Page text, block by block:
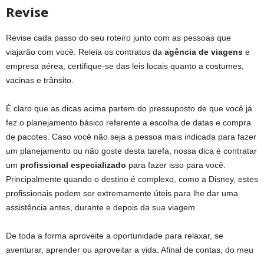
Revise
Revise cada passo do seu roteiro junto com as pessoas que
viajarão com você. Releia os contratos da agência de viagens e
empresa aérea, certifique-se das leis locais quanto a costumes,
vacinas e trânsito.
É claro que as dicas acima partem do pressuposto de que você já
fez o planejamento básico referente a escolha de datas e compra
de pacotes. Caso você não seja a pessoa mais indicada para fazer
um planejamento ou não goste desta tarefa, nossa dica é contratar
um profissional especializado para fazer isso para você.
Principalmente quando o destino é complexo, como a Disney, estes
profissionais podem ser extremamente úteis para lhe dar uma
assistência antes, durante e depois da sua viagem.
De toda a forma aproveite a oportunidade para relaxar, se
aventurar, aprender ou aproveitar a vida. Afinal de contas, do meu